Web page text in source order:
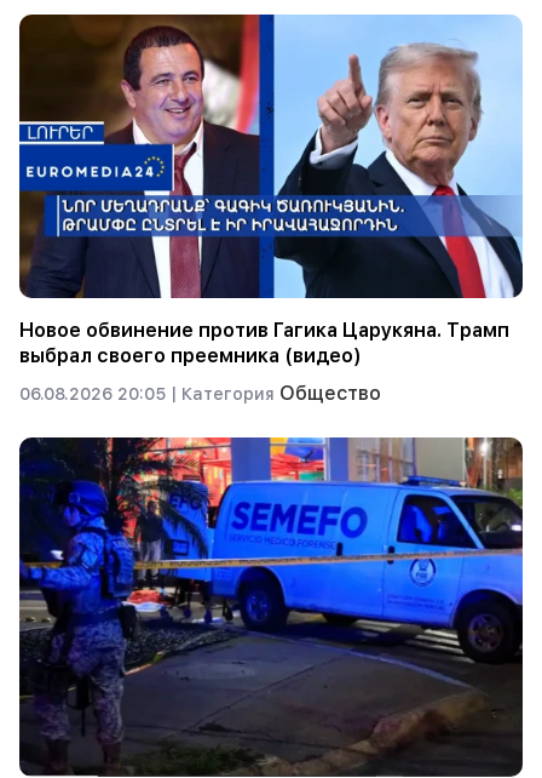
Новое обвинение против Гагика Царукяна. Трамп
выбрал своего преемника (видео)
06.08.2026 20:05 | Категория Общество